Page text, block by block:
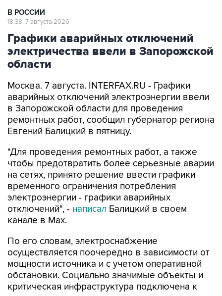
В РОССИИ
18:38, 7 августа 2026
Графики аварийных отключений
электричества ввели в Запорожской
области
Москва. 7 августа. INTERFAX.RU - Графики
аварийных отключений электроэнергии ввели
в Запорожской области для проведения
ремонтных работ, сообщил губернатор региона
Евгений Балицкий в пятницу.
"Для проведения ремонтных работ, а также
чтобы предотвратить более серьезные аварии
на сетях, принято решение ввести графики
временного ограничения потребления
электроэнергии - графики аварийных
отключений", - написал Балицкий в своем
канале в Max.
По его словам, электроснабжение
осуществляется поочередно в зависимости от
мощности источника и с учетом оперативной
обстановки. Социально значимые объекты и
критическая инфраструктура подключена к